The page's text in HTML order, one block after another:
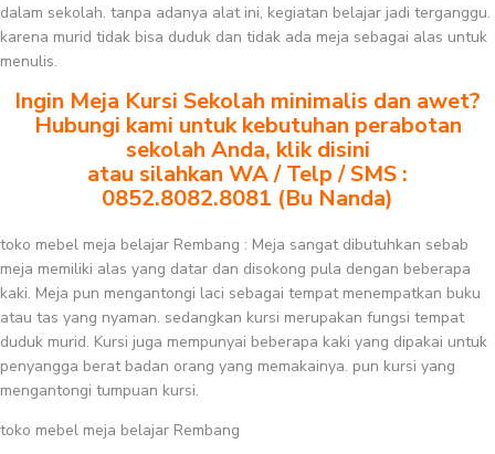
dalam sekolah. tanpa adanya alat ini, kegiatan belajar jadi terganggu.
karena murid tidak bisa duduk dan tidak ada meja sebagai alas untuk
menulis.
Ingin Meja Kursi Sekolah minimalis dan awet?
Hubungi kami untuk kebutuhan perabotan
sekolah Anda, klik disini
atau silahkan WA / Telp / SMS :
0852.8082.8081 (Bu Nanda)
toko mebel meja belajar Rembang : Meja sangat dibutuhkan sebab
meja memiliki alas yang datar dan disokong pula dengan beberapa
kaki. Meja pun mengantongi laci sebagai tempat menempatkan buku
atau tas yang nyaman. sedangkan kursi merupakan fungsi tempat
duduk murid. Kursi juga mempunyai beberapa kaki yang dipakai untuk
penyangga berat badan orang yang memakainya. pun kursi yang
mengantongi tumpuan kursi.
toko mebel meja belajar Rembang